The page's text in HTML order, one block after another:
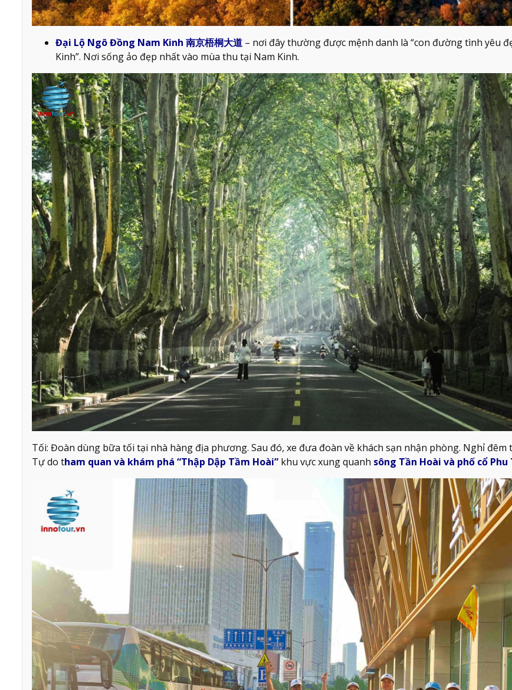
Đại Lộ Ngô Đồng Nam Kinh 南京梧桐大道 – nơi đây thường được mệnh danh là “con đường tình yêu
Kinh”. Nơi sống ảo đẹp nhất vào mùa thu tại Nam Kinh.
Tối: Đoàn dùng bữa tối tại nhà hàng địa phương. Sau đó, xe đưa đoàn về khách sạn nhận phòng. Nghỉ đêm
Tự do tham quan và khám phá “Thập Dập Tầm Hoài” khu vực xung quanh sông Tần Hoài và phố cổ Phu